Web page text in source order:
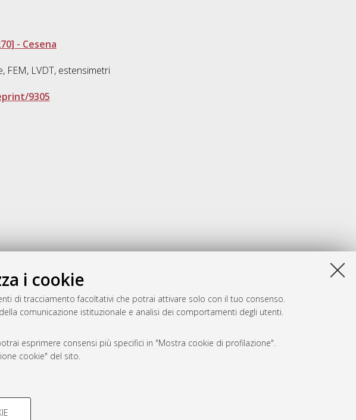
i cookie
di tracciamento facoltativi che potrai attivare solo con il tuo consenso.
comunicazione istituzionale e analisi dei comportamenti degli utenti.
esprimere consensi più specifici in "Mostra cookie di profilazione".
cookie" del sito.
TECNICI - NECESSARI
- Cesena
FEM, LVDT, estensimetri
9305